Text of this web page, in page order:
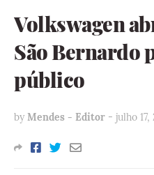
Volkswagen
São Bernardo
público
by Mendes - Editor - julho 17,